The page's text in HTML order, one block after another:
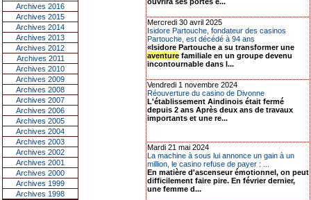
Archives 2016
Archives 2015
Archives 2014
Archives 2013
Archives 2012
Archives 2011
Archives 2010
Archives 2009
Archives 2008
Archives 2007
Archives 2006
Archives 2005
Archives 2004
Archives 2003
Archives 2002
Archives 2001
Archives 2000
Archives 1999
Archives 1998
Mercredi 30 avril 2025
Isidore Partouche, fondateur des casinos
Partouche, est décédé à 94 ans
«Isidore Partouche a su transformer une
aventure familiale en un groupe devenu
incontournable dans l...
Vendredi 1 novembre 2024
Réouverture du casino de Divonne
L'établissement Aindinois était fermé
depuis 2 ans Après deux ans de travaux
importants et une re...
Mardi 21 mai 2024
La machine à sous lui annonce un gain à un
million, le casino refuse de payer : ...
En matière d'ascenseur émotionnel, on peut
difficilement faire pire. En février dernier,
une femme d...